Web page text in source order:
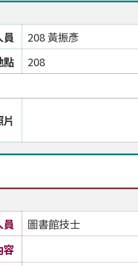
員
208 黃振彥
點
208
圖書館技士
容